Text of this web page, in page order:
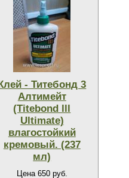
- Титебонд 3
Алтимейт
(Titebond lll
Ultimate)
влагостойкий
кремовый. (237
мл)
Цена 650 руб.